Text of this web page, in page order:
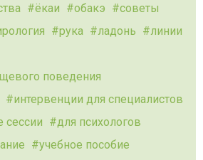
ёкаи обакэ
советы
рука ладонь
линии
поведения
интервенции для специалистов
сессии
для психологов
учебное пособие